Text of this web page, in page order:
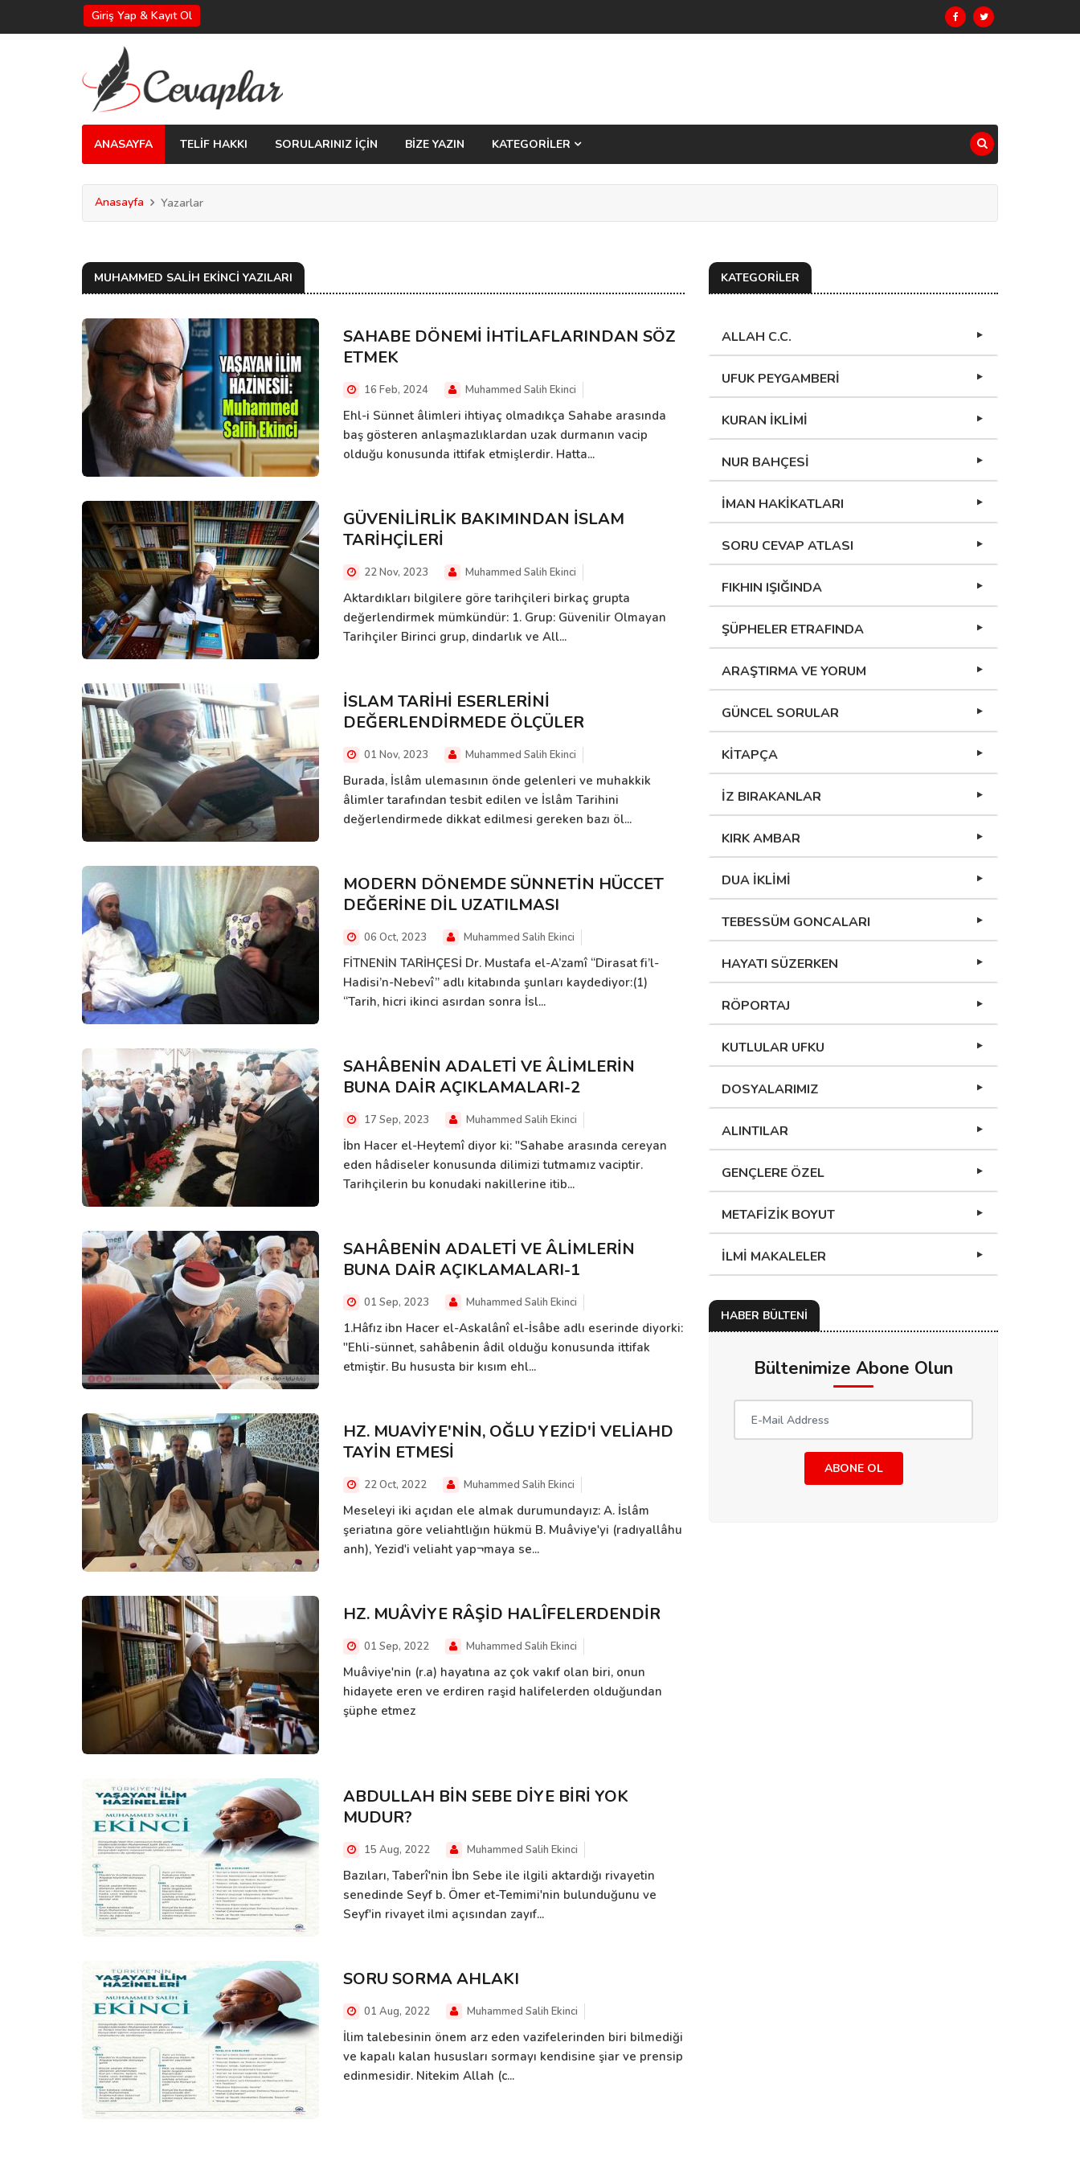
Giriş Yap & Kayıt Ol
ANASAYFA TELİF HAKKI SORULARINIZ İÇİN BİZE YAZIN KATEGORİLER
Anasayfa Yazarlar
MUHAMMED SALIH EKINCI YAZILARI
SAHABE DÖNEMİ İHTİLAFLARINDAN SÖZ
ETMEK
16 Feb, 2024 Muhammed Salih Ekinci
Ehl-i Sünnet âlimleri ihtiyaç olmadıkça Sahabe arasında
baş gösteren anlaşmazlıklardan uzak durmanın vacip
olduğu konusunda ittifak etmişlerdir. Hatta...
GÜVENİLİRLİK BAKIMINDAN İSLAM
TARİHÇİLERİ
22 Nov, 2023 Muhammed Salih Ekinci
Aktardıkları bilgilere göre tarihçileri birkaç grupta
değerlendirmek mümkündür: 1. Grup: Güvenilir Olmayan
Tarihçiler Birinci grup, dindarlık ve All...
İSLAM TARİHİ ESERLERİNİ
DEĞERLENDİRMEDE ÖLÇÜLER
01 Nov, 2023 Muhammed Salih Ekinci
Burada, İslâm ulemasının önde gelenleri ve muhakkik
âlimler tarafından tesbit edilen ve İslâm Tarihini
değerlendirmede dikkat edilmesi gereken bazı öl...
MODERN DÖNEMDE SÜNNETİN HÜCCET
DEĞERİNE DİL UZATILMASI
06 Oct, 2023 Muhammed Salih Ekinci
FİTNENİN TARİHÇESİ Dr. Mustafa el-A’zamî “Dirasat fi’l-
Hadisi’n-Nebevî” adlı kitabında şunları kaydediyor:(1)
“Tarih, hicri ikinci asırdan sonra İsl...
SAHÂBENİN ADALETİ VE ÂLİMLERİN
BUNA DAİR AÇIKLAMALARI-2
17 Sep, 2023 Muhammed Salih Ekinci
İbn Hacer el-Heytemî diyor ki: "Sahabe arasında cereyan
eden hâdiseler konusunda dilimizi tutmamız vaciptir.
Tarihçilerin bu konudaki nakillerine itib...
SAHÂBENİN ADALETİ VE ÂLİMLERİN
BUNA DAİR AÇIKLAMALARI-1
01 Sep, 2023 Muhammed Salih Ekinci
1.Hâfız ibn Hacer el-Askalânî el-İsâbe adlı eserinde diyorki:
"Ehli-sünnet, sahâbenin âdil olduğu konusunda ittifak
etmiştir. Bu hususta bir kısım ehl...
HZ. MUAVİYE'NİN, OĞLU YEZİD'İ VELİAHD
TAYİN ETMESİ
22 Oct, 2022 Muhammed Salih Ekinci
Meseleyi iki açıdan ele almak durumundayız: A. İslâm
şeriatına göre veliahtlığın hükmü B. Muâviye'yi (radıyallâhu
anh), Yezid'i veliaht yap¬maya se...
HZ. MUÂVİYE RÂŞİD HALÎFELERDENDİR
01 Sep, 2022 Muhammed Salih Ekinci
Muâviye'nin (r.a) hayatına az çok vakıf olan biri, onun
hidayete eren ve erdiren raşid halifelerden olduğundan
şüphe etmez
ABDULLAH BİN SEBE DİYE BİRİ YOK
MUDUR?
15 Aug, 2022 Muhammed Salih Ekinci
Bazıları, Taberî'nin İbn Sebe ile ilgili aktardığı rivayetin
senedinde Seyf b. Ömer et-Temimi'nin bulunduğunu ve
Seyf'in rivayet ilmi açısından zayıf...
SORU SORMA AHLAKI
01 Aug, 2022 Muhammed Salih Ekinci
İlim talebesinin önem arz eden vazifelerinden biri bilmediği
ve kapalı kalan hususları sormayı kendisine şiar ve prensip
edinmesidir. Nitekim Allah (c...
KATEGORİLER
ALLAH C.C.
UFUK PEYGAMBERİ
KURAN İKLİMİ
NUR BAHÇESİ
İMAN HAKİKATLARI
SORU CEVAP ATLASI
FIKHIN IŞIĞINDA
ŞÜPHELER ETRAFINDA
ARAŞTIRMA VE YORUM
GÜNCEL SORULAR
KİTAPÇA
İZ BIRAKANLAR
KIRK AMBAR
DUA İKLİMİ
TEBESSÜM GONCALARI
HAYATI SÜZERKEN
RÖPORTAJ
KUTLULAR UFKU
DOSYALARIMIZ
ALINTILAR
GENÇLERE ÖZEL
METAFİZİK BOYUT
İLMİ MAKALELER
HABER BÜLTENİ
Bültenimize Abone Olun
ABONE OL